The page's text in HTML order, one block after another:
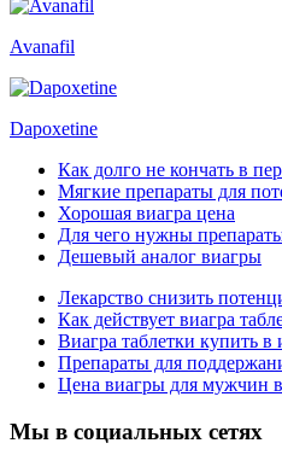
Avanafil
Dapoxetine
Как долго не кончать в
Мягкие препараты для
Хорошая виагра цена
Для чего нужны
Дешевый аналог виагры
Лекарство снизить
Как действует виагра
Виагра таблетки купить в
Препараты для
Цена виагры для мужчин в
Мы в социальных сетях